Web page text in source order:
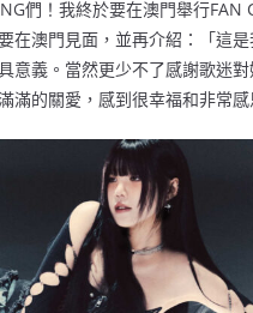
們！我終於要在澳門舉行FAN
在澳門見面，並再介紹：「這
意義。當然更少不了感謝歌迷對
滿的關愛，感到很幸福和非常感